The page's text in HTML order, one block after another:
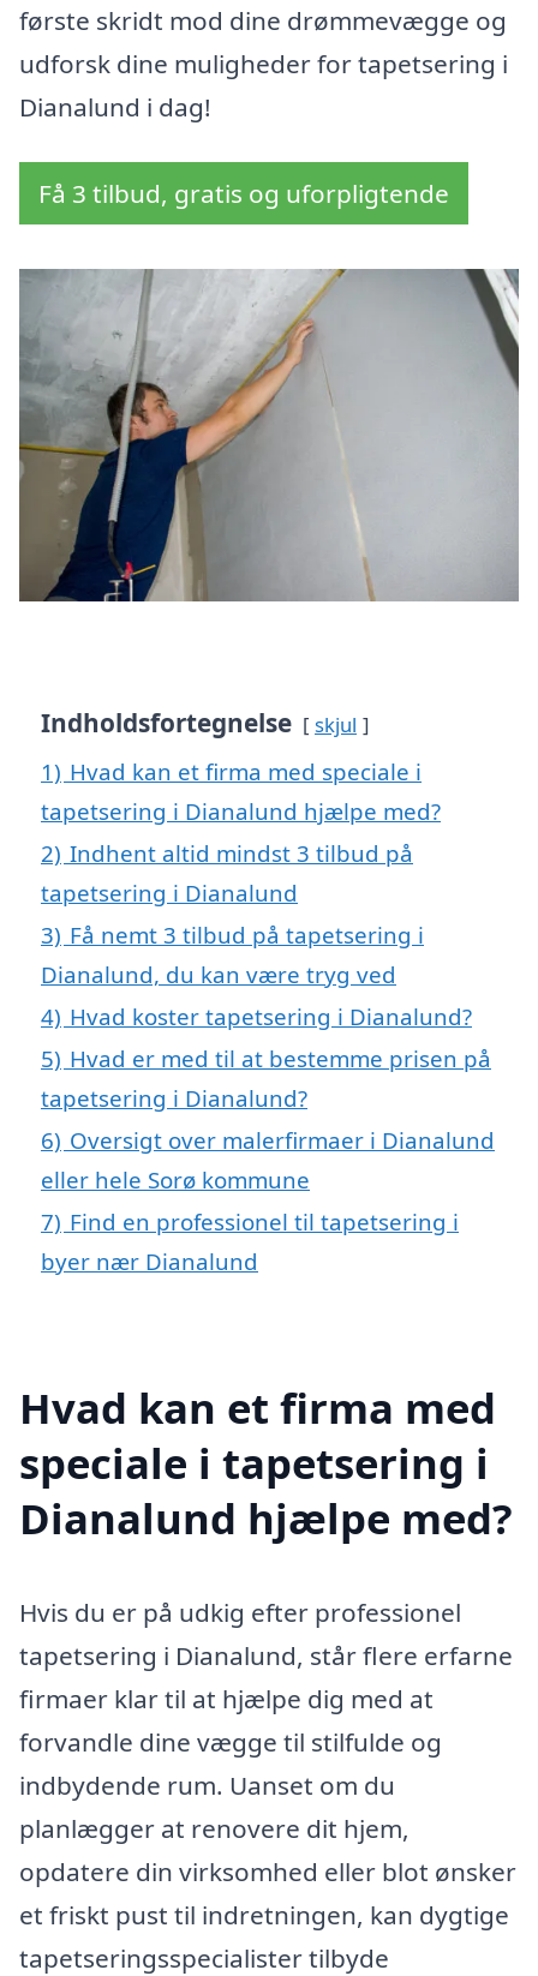
første skridt mod dine drømmevægge og
udforsk dine muligheder for tapetsering i
Dianalund i dag!
Få 3 tilbud, gratis og uforpligtende
Indholdsfortegnelse skjul
1) Hvad kan et firma med speciale i
tapetsering i Dianalund hjælpe med?
2) Indhent altid mindst 3 tilbud på
tapetsering i Dianalund
3) Få nemt 3 tilbud på tapetsering i
Dianalund, du kan være tryg ved
4) Hvad koster tapetsering i Dianalund?
5) Hvad er med til at bestemme prisen på
tapetsering i Dianalund?
6) Oversigt over malerfirmaer i Dianalund
eller hele Sorø kommune
7) Find en professionel til tapetsering i
byer nær Dianalund
Hvad kan et firma med
speciale i tapetsering i
Dianalund hjælpe med?
Hvis du er på udkig efter professionel
tapetsering i Dianalund, står flere erfarne
firmaer klar til at hjælpe dig med at
forvandle dine vægge til stilfulde og
indbydende rum. Uanset om du
planlægger at renovere dit hjem,
opdatere din virksomhed eller blot ønsker
et friskt pust til indretningen, kan dygtige
tapetseringsspecialister tilbyde